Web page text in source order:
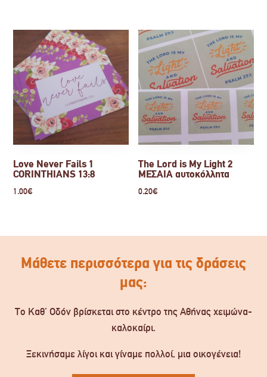
Love Never Fails 1
CORINTHIANS 13:8
1.00€
The Lord is My Light 2
ΜΕΣΑΙΑ αυτοκόλλητα
0.20€
Μάθετε περισσότερα για τις δράσεις
μας:
Το Καθ’ Οδόν βρίσκεται στο κέντρο της Αθήνας χειμώνα-
καλοκαίρι.
Ξεκινήσαμε λίγοι και γίναμε πολλοί, μια οικογένεια!